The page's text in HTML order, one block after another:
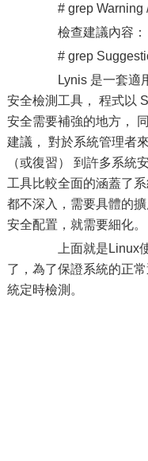
# grep Warning /
檢查建議內容：
# grep
Lynis 是一套適用
安全檢測工具， 程式以
安全需要補強的地方，
建議， 對於系統管理者
（或復習） 到許多系統
工具比較全面的涵蓋了
都不深入，需要具體的
安全配置，就需要細化。
上面就是Linux使
了，為了保證系統的正
統定時檢測。